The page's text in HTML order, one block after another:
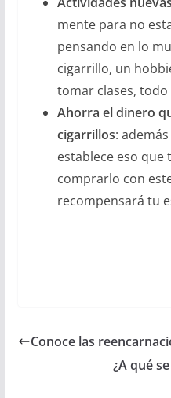
mente para no
pensando en lo
cigarrillo, un
tomar clases,
Ahorra el dinero
cigarrillos:
establece eso que
comprarlo con
recompensará tu
Conoce las
¿A qué